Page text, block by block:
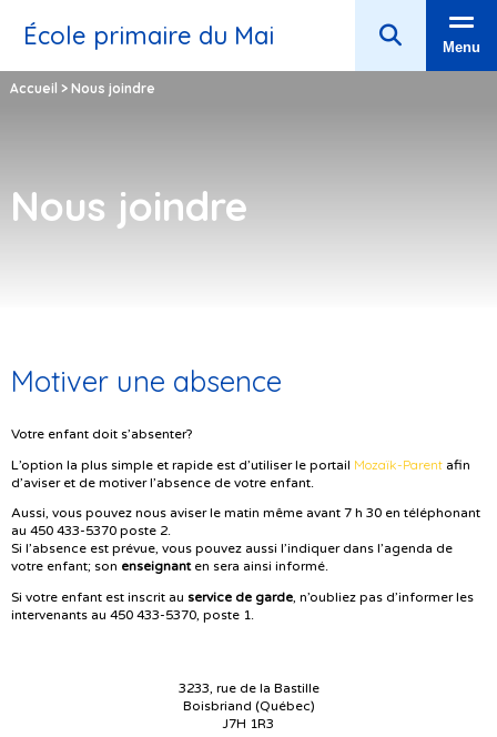
École primaire du Mai Menu
Accueil > Nous joindre
Nous joindre
Motiver une absence
Votre enfant doit s’absenter?
L’option la plus simple et rapide est d’utiliser le portail Mozaïk-Parent afin
d’aviser et de motiver l’absence de votre enfant.
Aussi, vous pouvez nous aviser le matin même avant 7 h 30 en téléphonant
au 450 433-5370 poste 2.
Si l’absence est prévue, vous pouvez aussi l’indiquer dans l’agenda de
votre enfant; son enseignanten sera ainsi informé.
Si votre enfant est inscrit au service de garde, n’oubliez pas d’informer les
intervenants au 450 433-5370, poste 1.
3233, rue de la Bastille
Boisbriand (Québec)
J7H 1R3